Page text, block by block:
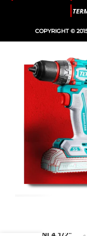
COPYRIGHT ©
MINI 4.1/2″